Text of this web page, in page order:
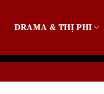
DRAMA & THỊ PHI